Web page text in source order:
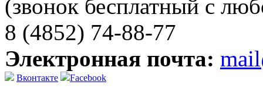
(звонок бесплатный с
8 (4852) 74-88-77
Электронная почта:
Вконтакте Facebook